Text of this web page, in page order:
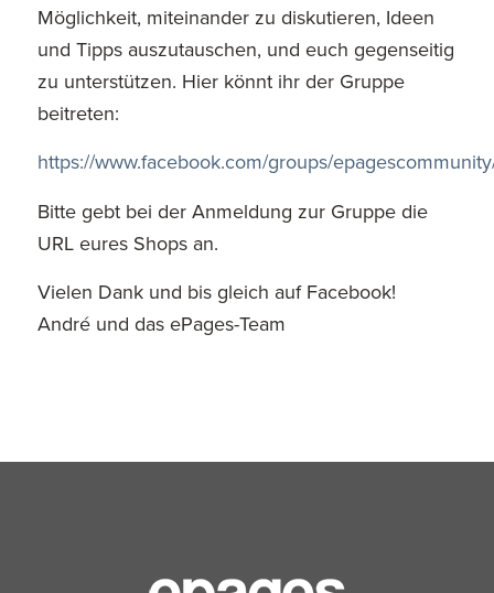
Möglichkeit, miteinander zu diskutieren, Ideen
und Tipps auszutauschen, und euch gegenseitig
zu unterstützen. Hier könnt ihr der Gruppe
beitreten:
https://www.facebook.com/groups/
Bitte gebt bei der Anmeldung zur Gruppe die
URL eures Shops an.
Vielen Dank und bis gleich auf Facebook!
André und das ePages-Team